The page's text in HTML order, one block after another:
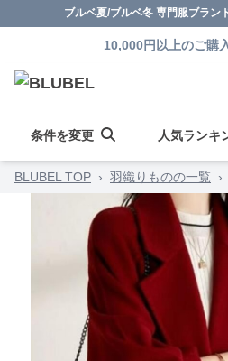
ブルベ夏/ブルベ冬 専門服ブラン
10,000円以上のご購
条件を変更 人気ランキ
BLUBEL TOP › 羽織りものの一覧 ›